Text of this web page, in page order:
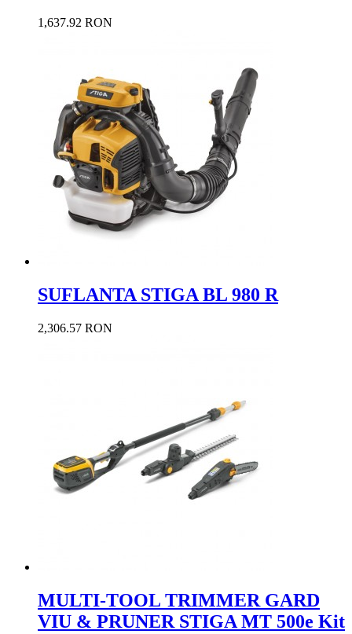
1,637.92 RON
SUFLANTA STIGA BL 980 R
2,306.57 RON
MULTI-TOOL TRIMMER GARD
VIU & PRUNER STIGA MT 500e Kit